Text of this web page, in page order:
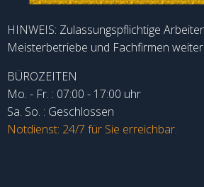
HINWEIS: Zulassungspflichtige
Meisterbetriebe und Fachfirmen
BÜROZEITEN
Mo. - Fr. : 07:00 - 17:00 uhr
Sa. So. : Geschlossen
Notdienst: 24/7 für Sie erreichbar.